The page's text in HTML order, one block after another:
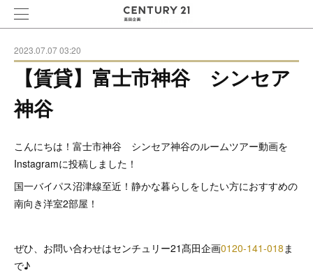
2023.07.07 03:20
【賃貸】富士市神谷 シンセア
神谷
こんにちは！富士市神谷 シンセア神谷のルームツアー動画を
Instagramに投稿しました！
国一バイパス沼津線至近！静かな暮らしをしたい方におすすめの
南向き洋室2部屋！
ぜひ、お問い合わせはセンチュリー21髙田企画0120-141-018ま
で♪